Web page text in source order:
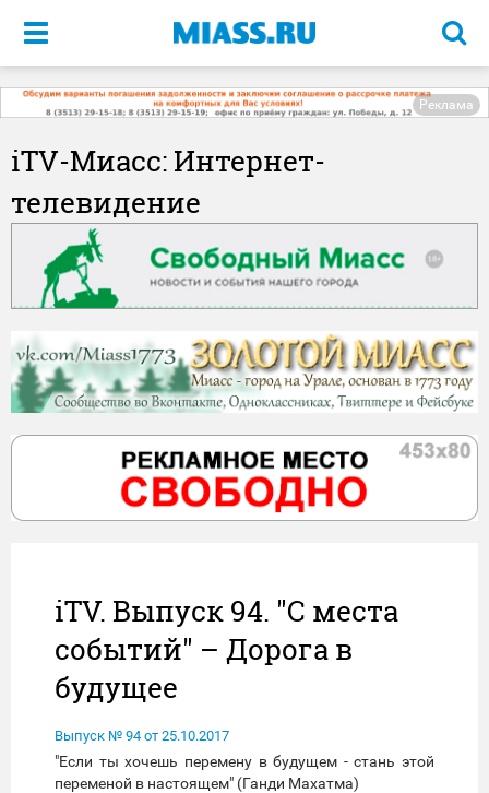
Меню
Реклама
iTV-Миасс: Интернет-
телевидение
iTV. Выпуск 94. "С места
событий" – Дорога в
будущее
Выпуск № 94 от 25.10.2017
"Если ты хочешь перемену в будущем - стань этой
переменой в настоящем" (Ганди Махатма)